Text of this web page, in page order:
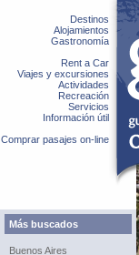
Destinos
Alojamientos
Gastronomía
Rent a Car
Viajes y excursiones
Actividades
Recreación
Servicios
Información útil
Comprar pasajes on-line
Más buscados
Buenos Aires